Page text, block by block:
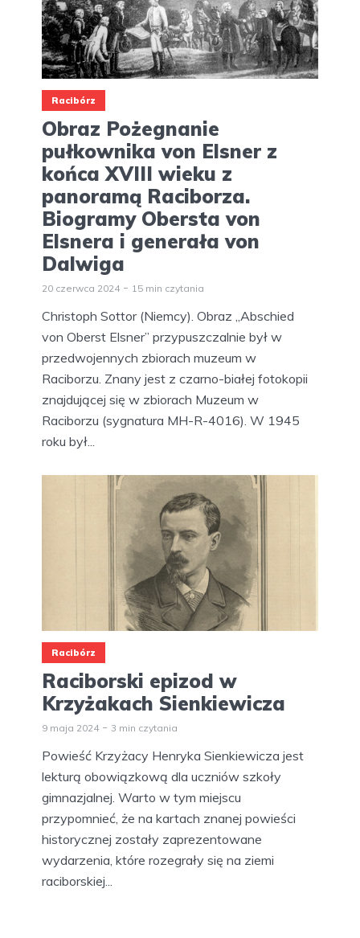
Racibórz
Obraz Pożegnanie
pułkownika von Elsner z
końca XVIII wieku z
panoramą Raciborza.
Biogramy Obersta von
Elsnera i generała von
Dalwiga
20 czerwca 2024 15 min czytania
Christoph Sottor (Niemcy). Obraz „Abschied
von Oberst Elsner” przypuszczalnie był w
przedwojennych zbiorach muzeum w
Raciborzu. Znany jest z czarno-białej fotokopii
znajdującej się w zbiorach Muzeum w
Raciborzu (sygnatura MH-R-4016). W 1945
roku był...
Racibórz
Raciborski epizod w
Krzyżakach Sienkiewicza
9 maja 2024 3 min czytania
Powieść Krzyżacy Henryka Sienkiewicza jest
lekturą obowiązkową dla uczniów szkoły
gimnazjalnej. Warto w tym miejscu
przypomnieć, że na kartach znanej powieści
historycznej zostały zaprezentowane
wydarzenia, które rozegrały się na ziemi
raciborskiej...